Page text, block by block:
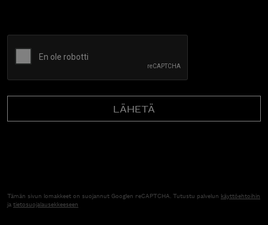
Tämän sivun lomakkeet on suojannut Googlen reCAPTCHA. Tutustu palvelun käyttöehtoihin
jatietosuojalausekkeeseen